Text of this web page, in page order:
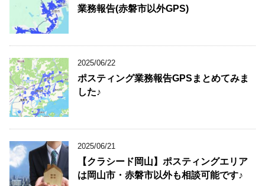
業務報告(赤磐市以外GPS)
2025/06/22
ポスティング業務報告GPSまとめてみま
した♪
2025/06/21
【クラシード岡山】ポスティングエリア
は岡山市・赤磐市以外も相談可能です♪